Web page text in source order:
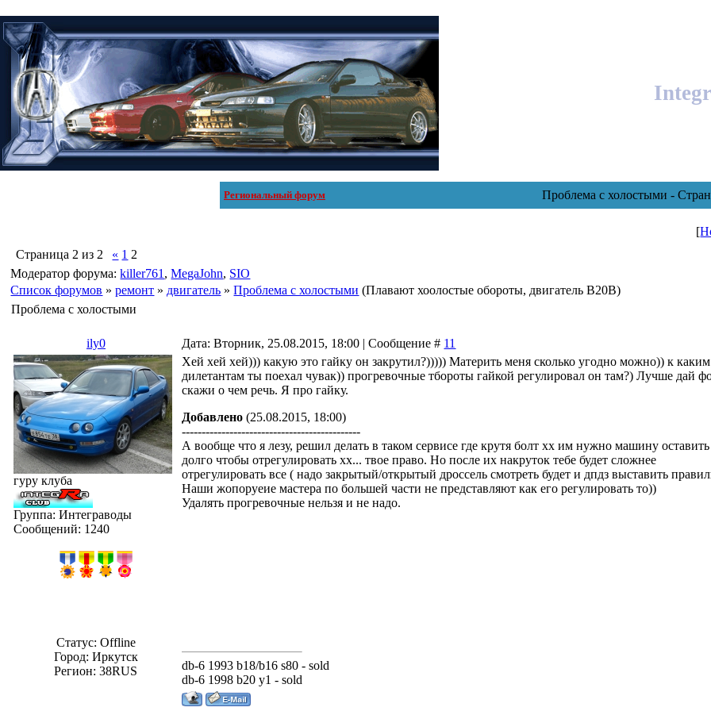
Региональный форум Проблема с холостыми -
[
Страница 2 из 2 « 1 2
Модератор форума:killer761 ,MegaJohn, SIO
Список форумов » ремонт » двигатель » Проблема с холостыми (Плавают хоолостые обороты, двигатель B20B)
Проблема с холостыми
ily0 Дата: Вторник, 25.08.2015, 18:00 | Сообщение # 11
гуру клуба
Группа: Интеграводы
Сообщений: 1240
Статус: Offline
Город: Иркутск
Регион: 38RUS
Хей хей хей))) какую это гайку он закрутил?))))) Материть меня сколько угодно можно)) к
дилетантам ты поехал чувак)) прогревочные тбороты гайкой регулировал он там?) Лучше дай
скажи о чем речь. Я про гайку.
Добавлено (25.08.2015, 18:00)
---------------------------------------------
А вообще что я лезу, решил делать в таком сервисе где крутя болт хх им нужно машину оставить
долго чтобы отрегулировать хх... твое право. Но после их накруток тебе будет сложнее
отрегулировать все ( надо закрытый/открытый дроссель смотреть будет и дпдз выставить
Наши жопоруеие мастера по большей части не представляют как его регулировать то))
Удалять прогревочные нельзя и не надо.
db-6 1993 b18/b16 s80 - sold
db-6 1998 b20 y1 - sold